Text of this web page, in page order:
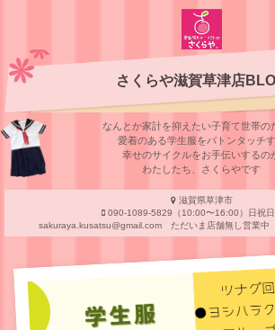
さくらや滋賀草津店
なんとか家計を抑えたい子育て世帯の
愛着のある学⽣服をバトンタッチ
幸せのサイクルをお⼿伝いするの
わたしたち、さくらやです
滋賀県草津市
090-1089-5829（10:00〜16:00）日祝日
sakuraya.kusatsu@gmail.com ただいま店舗無し営業中